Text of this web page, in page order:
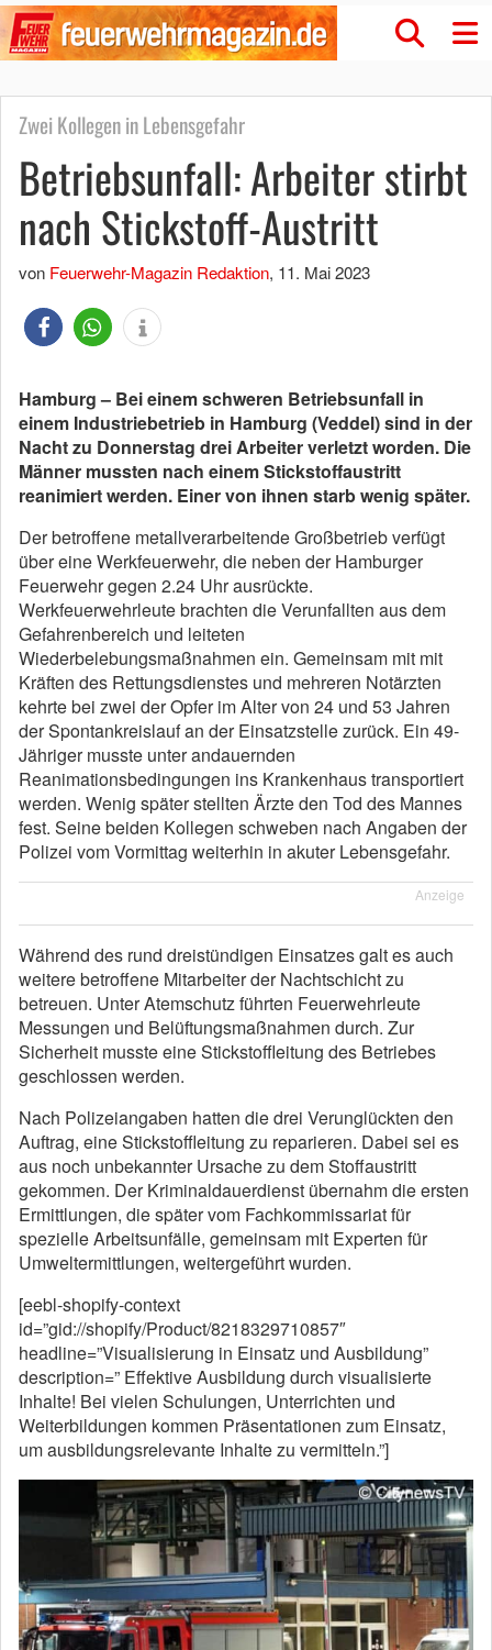
Zwei Kollegen in Lebensgefahr
Betriebsunfall: Arbeiter stirbt
nach Stickstoff-Austritt
von Feuerwehr-Magazin Redaktion, 11. Mai 2023
Hamburg – Bei einem schweren Betriebsunfall in
einem Industriebetrieb in Hamburg (Veddel) sind in der
Nacht zu Donnerstag drei Arbeiter verletzt worden. Die
Männer mussten nach einem Stickstoffaustritt
reanimiert werden. Einer von ihnen starb wenig später.
Der betroffene metallverarbeitende Großbetrieb verfügt
über eine Werkfeuerwehr, die neben der Hamburger
Feuerwehr gegen 2.24 Uhr ausrückte.
Werkfeuerwehrleute brachten die Verunfallten aus dem
Gefahrenbereich und leiteten
Wiederbelebungsmaßnahmen ein. Gemeinsam mit mit
Kräften des Rettungsdienstes und mehreren Notärzten
kehrte bei zwei der Opfer im Alter von 24 und 53 Jahren
der Spontankreislauf an der Einsatzstelle zurück. Ein 49-
Jähriger musste unter andauernden
Reanimationsbedingungen ins Krankenhaus transportiert
werden. Wenig später stellten Ärzte den Tod des Mannes
fest. Seine beiden Kollegen schweben nach Angaben der
Polizei vom Vormittag weiterhin in akuter Lebensgefahr.
Anzeige
Während des rund dreistündigen Einsatzes galt es auch
weitere betroffene Mitarbeiter der Nachtschicht zu
betreuen. Unter Atemschutz führten Feuerwehrleute
Messungen und Belüftungsmaßnahmen durch. Zur
Sicherheit musste eine Stickstoffleitung des Betriebes
geschlossen werden.
Nach Polizeiangaben hatten die drei Verunglückten den
Auftrag, eine Stickstoffleitung zu reparieren. Dabei sei es
aus noch unbekannter Ursache zu dem Stoffaustritt
gekommen. Der Kriminaldauerdienst übernahm die ersten
Ermittlungen, die später vom Fachkommissariat für
spezielle Arbeitsunfälle, gemeinsam mit Experten für
Umweltermittlungen, weitergeführt wurden.
[eebl-shopify-context
id=”gid://shopify/Product/8218329710857″
headline=”Visualisierung in Einsatz und Ausbildung”
description=” Effektive Ausbildung durch visualisierte
Inhalte! Bei vielen Schulungen, Unterrichten und
Weiterbildungen kommen Präsentationen zum Einsatz,
um ausbildungsrelevante Inhalte zu vermitteln.”]